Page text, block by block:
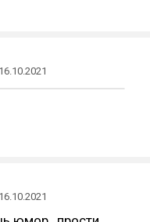
16.10.2021
16.10.2021